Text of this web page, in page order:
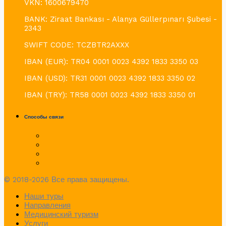
VKN: 1600679470
BANK: Ziraat Bankası - Alanya Güllerpınarı Şubesi -
2343
SWIFT CODE: TCZBTR2AXXX
IBAN (EUR): TR04 0001 0023 4392 1833 3350 03
IBAN (USD): TR31 0001 0023 4392 1833 3350 02
IBAN (TRY): TR58 0001 0023 4392 1833 3350 01
Способы связи
© 2018-2026 Все права защищены.
Наши туры
Направления
Медицинский туризм
Услуги